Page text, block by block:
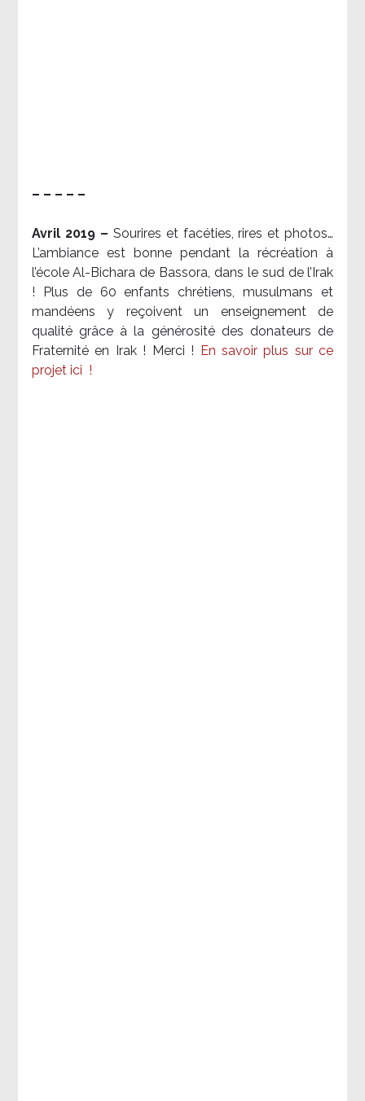
– – – – –
Avril 2019 – Sourires et facéties, rires et photos…
L’ambiance est bonne pendant la récréation à
l’école Al-Bichara de Bassora, dans le sud de l’Irak
! Plus de 60 enfants chrétiens, musulmans et
mandéens y reçoivent un enseignement de
qualité grâce à la générosité des donateurs de
Fraternité en Irak ! Merci !
En savoir plus sur ce
projet ici !